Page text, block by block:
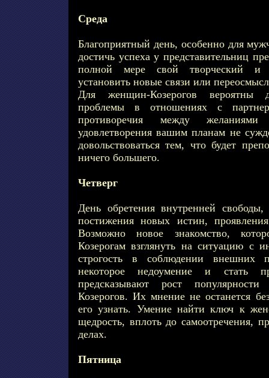
Среда
Благоприятный день, особенно для
достичь успеха у представительниц
полной мере свой творческий и
установить новые связи или
Для женщин-Козерогов вероятны
проблемы в отношениях с
противоречия между
удовлетворения вашим планам не
довольствоваться тем, что будет
ничего большего.
Четверг
День обретения внутренней
постижения новых истин,
Возможно новое знакомство,
Козерогам взглянуть на ситуацию с
строгость в соблюдении внешних
некоторое недоумение и стать
предсказывают рост
Козерогов. Их мнение не останется
его узнать. Умение найти ключ к
щедрость, вплоть до самоотречения,
делах.
Пятница